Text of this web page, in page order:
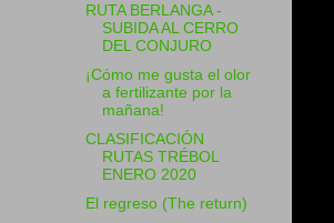
RUTA BERLANGA -
SUBIDA AL CERRO
DEL CONJURO
¡Cómo me gusta el olor
a fertilizante por la
mañana!
CLASIFICACIÓN
RUTAS TRÉBOL
ENERO 2020
El regreso (The return)